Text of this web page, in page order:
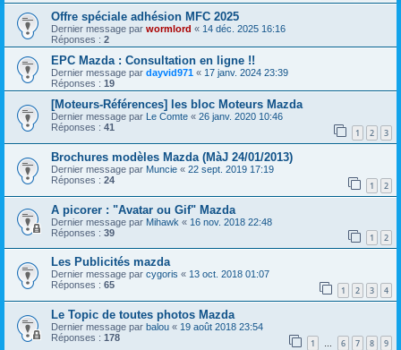
Offre spéciale adhésion MFC 2025
Dernier message par wormlord « 14 déc. 2025 16:16
Réponses : 2
EPC Mazda : Consultation en ligne !!
Dernier message par dayvid971 « 17 janv. 2024 23:39
Réponses : 19
[Moteurs-Références] les bloc Moteurs Mazda
Dernier message par Le Comte « 26 janv. 2020 10:46
Réponses : 41 1 2 3
Brochures modèles Mazda (MàJ 24/01/2013)
Dernier message par Muncie « 22 sept. 2019 17:19
Réponses : 24 1 2
A picorer : "Avatar ou Gif" Mazda
Dernier message par Mihawk « 16 nov. 2018 22:48
Réponses : 39 1 2
Les Publicités mazda
Dernier message par cygoris « 13 oct. 2018 01:07
Réponses : 65 1 2 3 4
Le Topic de toutes photos Mazda
Dernier message par balou « 19 août 2018 23:54
Réponses : 178 1 … 6 7 8 9